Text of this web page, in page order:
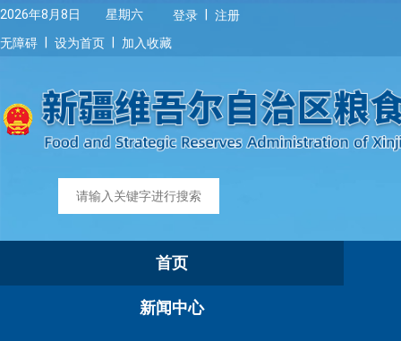
2026年8月8日 星期六 登录
注册
无障碍
设为首页 加入收藏
首页
新闻中心